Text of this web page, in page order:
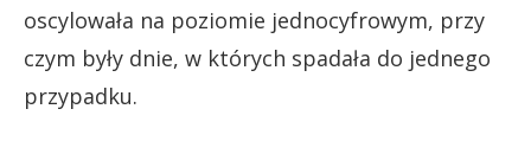
oscylowała na poziomie jednocyfrowym, przy
czym były dnie, w których spadała do jednego
przypadku.